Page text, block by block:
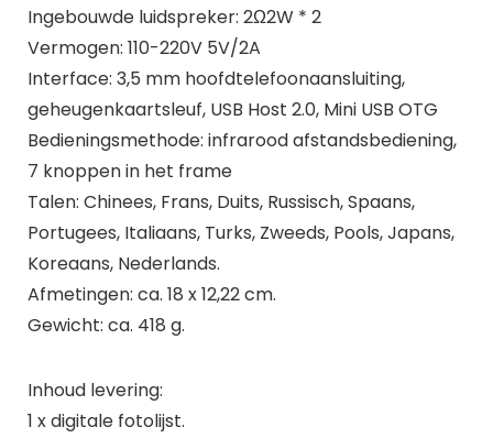
Ingebouwde luidspreker: 2Ω2W * 2
Vermogen: 110-220V 5V/2A
Interface: 3,5 mm hoofdtelefoonaansluiting,
geheugenkaartsleuf, USB Host 2.0, Mini USB OTG
Bedieningsmethode: infrarood afstandsbediening,
7 knoppen in het frame
Talen: Chinees, Frans, Duits, Russisch, Spaans,
Portugees, Italiaans, Turks, Zweeds, Pools, Japans,
Koreaans, Nederlands.
Afmetingen: ca. 18 x 12,22 cm.
Gewicht: ca. 418 g.
Inhoud levering:
1 x digitale fotolijst.